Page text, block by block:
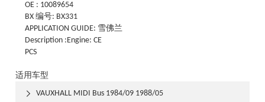
OE : 10089654
BX 编号: BX331
APPLICATION GUIDE: 雪佛兰
Description :Engine: CE
PCS
适用车型
VAUXHALL MIDI Bus 1984/09 1988/05
